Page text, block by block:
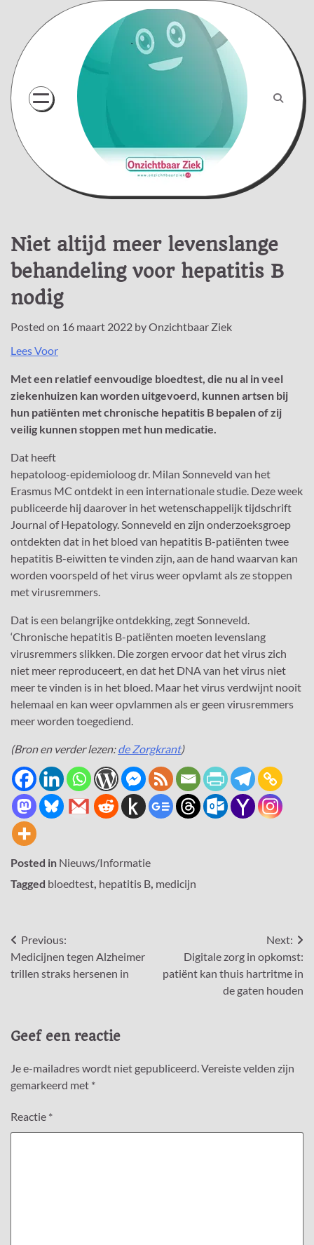
content
Niet altijd meer levenslange
behandeling voor hepatitis B
nodig
Posted on 16 maart 2022 byOnzichtbaar Ziek
Lees Voor
Met een relatief eenvoudige bloedtest, die nu al in veel
ziekenhuizen kan worden uitgevoerd, kunnen artsen bij
hun patiënten met chronische hepatitis B bepalen of zij
veilig kunnen stoppen met hun medicatie.
Dat heeft
hepatoloog-epidemioloog dr. Milan Sonneveld van het
Erasmus MC ontdekt in een internationale studie. Deze week
publiceerde hij daarover in het wetenschappelijk tijdschrift
Journal of Hepatology. Sonneveld en zijn onderzoeksgroep
ontdekten dat in het bloed van hepatitis B-patiënten twee
hepatitis B-eiwitten te vinden zijn, aan de hand waarvan kan
worden voorspeld of het virus weer opvlamt als ze stoppen
met virusremmers.
Dat is een belangrijke ontdekking, zegt Sonneveld.
‘Chronische hepatitis B-patiënten moeten levenslang
virusremmers slikken. Die zorgen ervoor dat het virus zich
niet meer reproduceert, en dat het DNA van het virus niet
meer te vinden is in het bloed. Maar het virus verdwijnt nooit
helemaal en kan weer opvlammen als er geen virusremmers
meer worden toegediend.
(Bron en verder lezen:de Zorgkrant)
Posted in Nieuws/Informatie
Tagged bloedtest, hepatitis B, medicijn
Bericht
navigatie
Previous:
Medicijnen tegen Alzheimer
trillen straks hersenen in
Next:
Digitale zorg in opkomst:
patiënt kan thuis hartritme in
de gaten houden
Geef een reactie
Je e-mailadres wordt niet gepubliceerd.Vereiste velden zijn
gemarkeerd met *
Reactie *